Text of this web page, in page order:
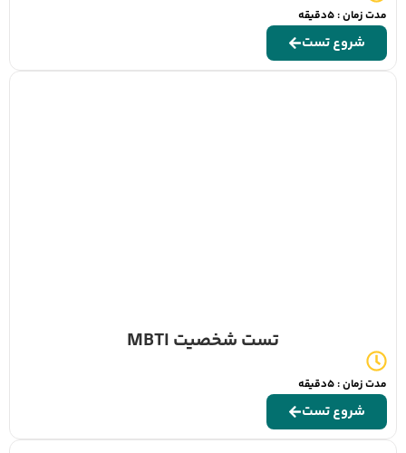
مدت زمان : 5دقیقه
شروع تست
تست شخصیت MBTI
مدت زمان : 5دقیقه
شروع تست